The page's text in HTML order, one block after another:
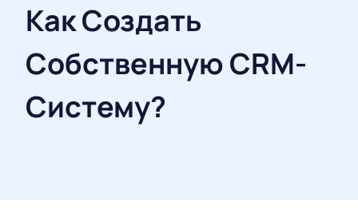
Как Создать
Собственную CRM-
Систему?